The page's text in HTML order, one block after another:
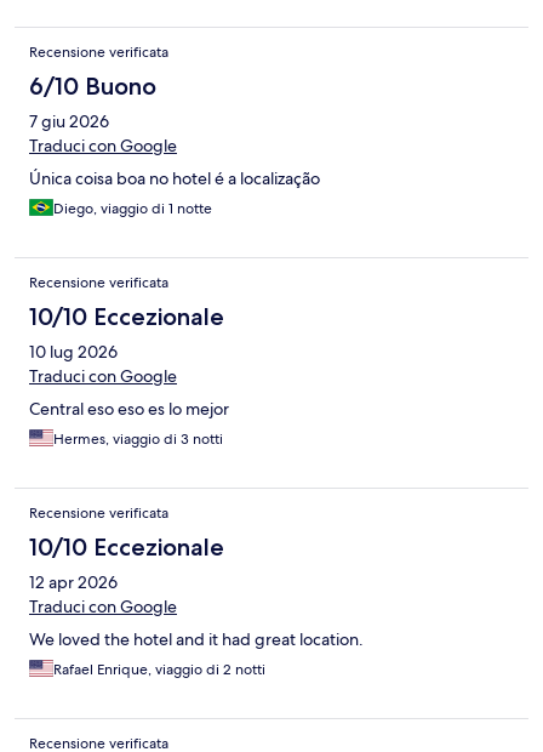
Recensione verificata
6/10 Buono
7 giu 2026
Traduci con Google
Única coisa boa no hotel é a localização
Diego, viaggio di 1 notte
Recensione verificata
10/10 Eccezionale
10 lug 2026
Traduci con Google
Central eso eso es lo mejor
Hermes, viaggio di 3 notti
Recensione verificata
10/10 Eccezionale
12 apr 2026
Traduci con Google
We loved the hotel and it had great location.
Rafael Enrique, viaggio di 2 notti
Recensione verificata